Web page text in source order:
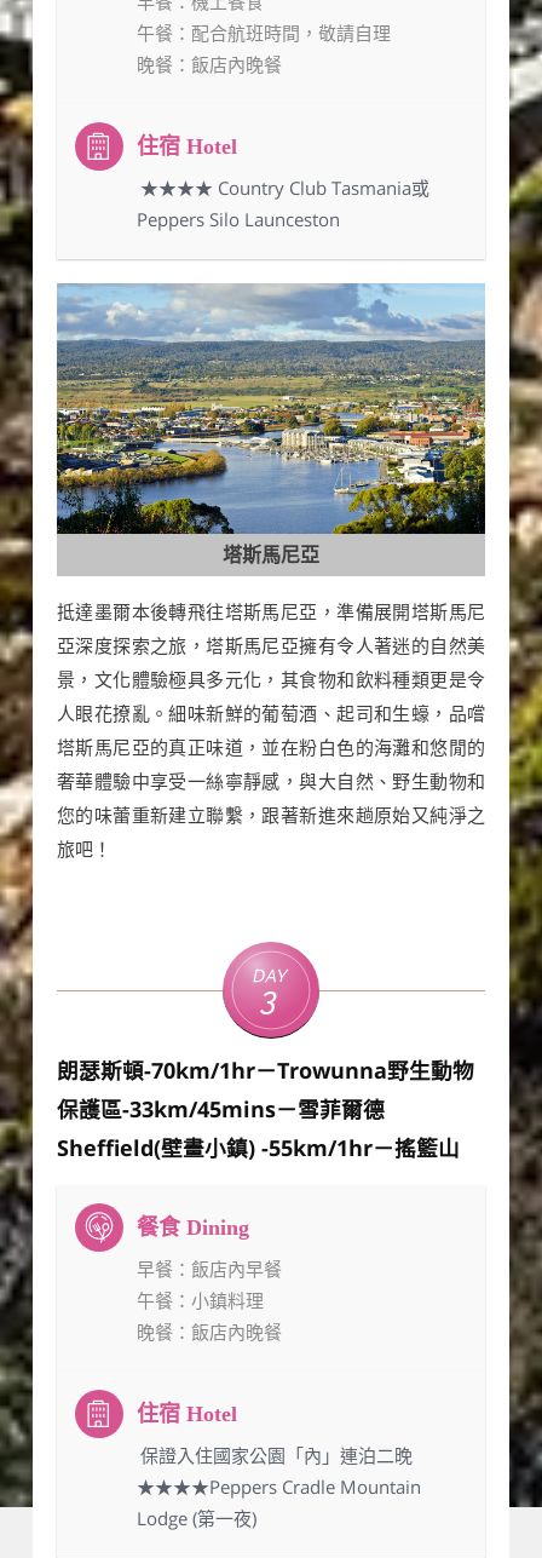
午餐 ：配合航班時間，敬請自理
晚餐 ：飯店內晚餐
：★★★★ Country Club Tasmania或
Peppers Silo Launceston
塔斯馬尼亞
抵達墨爾本後轉飛往塔斯馬尼亞，準備展開塔斯馬尼
亞深度探索之旅，塔斯馬尼亞擁有令人著迷的自然美
景，文化體驗極具多元化，其食物和飲料種類更是令
人眼花撩亂。細味新鮮的葡萄酒、起司和生蠔，品嚐
塔斯馬尼亞的真正味道，並在粉白色的海灘和悠閒的
奢華體驗中享受一絲寧靜感，與大自然、野生動物和
您的味蕾重新建立聯繫，跟著新進來趟原始又純淨之
旅吧！
Day
3
朗瑟斯頓-70km/1hr－Trowunna野生動物
保護區-33km/45mins－雪菲爾德
Sheffield(壁畫小鎮) -55km/1hr－搖籃山
早餐 ：飯店內早餐
午餐 ：小鎮料理
晚餐 ：飯店內晚餐
：保證入住國家公園「內」連泊二晚
★★★★Peppers Cradle Mountain
Lodge (第一夜)